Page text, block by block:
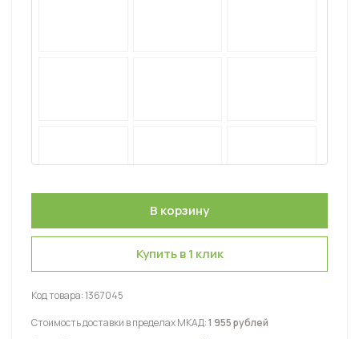
Купить в 1 клик
Код товара:1367045
Стоимость доставки в пределах МКАД:1 955 рублей